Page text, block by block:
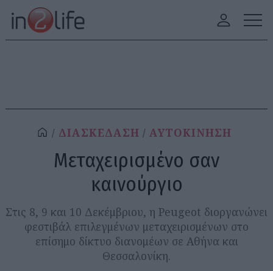
ΔΙΑΣΚΕΔΑΣΗ ΑΥΤΟΚΙΝΗΣΗ
Μεταχειρισμένο σαν
καινούργιο
Στις 8, 9 και 10 Δεκέμβριου, η Peugeot διοργανώνει
φεστιβάλ επιλεγμένων μεταχειρισμένων στο
επίσημο δίκτυο διανομέων σε Αθήνα και
Θεσσαλονίκη.